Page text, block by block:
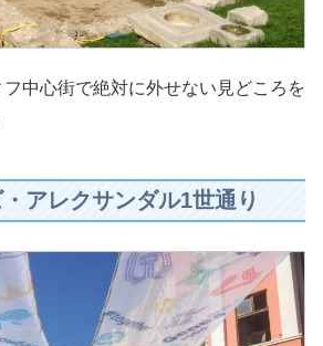
中心街で絶対に外せない見どころを
アレクサンダル1世通り